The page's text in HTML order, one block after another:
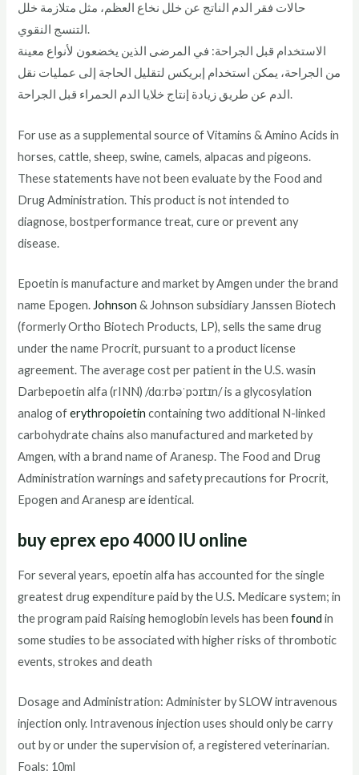
حالات فقر الدم الناتج عن خلل نخاع العظم، مثل متلازمة خلل
التنسج النقوي.
الاستخدام قبل الجراحة: في المرضى الذين يخضعون لأنواع معينة
من الجراحة، يمكن استخدام إبريكس لتقليل الحاجة إلى عمليات نقل
الدم عن طريق زيادة إنتاج خلايا الدم الحمراء قبل الجراحة.
For use as a supplemental source of Vitamins & Amino Acids in
horses, cattle, sheep, swine, camels, alpacas and pigeons.
These statements have not been evaluate by the Food and
Drug Administration. This product is not intended to
diagnose, bostperformance treat, cure or prevent any
disease.
Epoetin is manufacture and market by Amgen under the brand
name Epogen. Johnson & Johnson subsidiary Janssen Biotech
(formerly Ortho Biotech Products, LP), sells the same drug
under the name Procrit, pursuant to a product license
agreement. The average cost per patient in the U.S. wasin
Darbepoetin alfa (rINN) /dɑːrbəˈpɔɪtɪn/ is a glycosylation
analog oferythropoietin containing two additional N-linked
carbohydrate chains also manufactured and marketed by
Amgen, with a brand name of Aranesp. The Food and Drug
Administration warnings and safety precautions for Procrit,
Epogen and Aranesp are identical.
buy eprex epo 4000 IU online
For several years, epoetin alfa has accounted for the single
greatest drug expenditure paid by the U.S. Medicare system; in
the program paid Raising hemoglobin levels has beenfound in
some studies to be associated with higher risks of thrombotic
events, strokes and death
Dosage and Administration: Administer by SLOW intravenous
injection only. Intravenous injection uses should only be carry
out by or under the supervision of, a registered veterinarian.
Foals: 10ml